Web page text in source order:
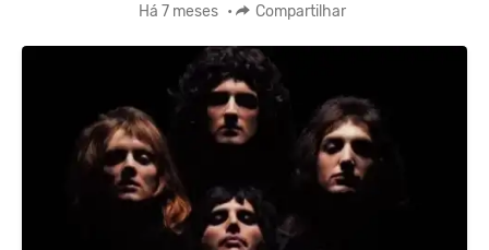
Há 7 meses • Compartilhar